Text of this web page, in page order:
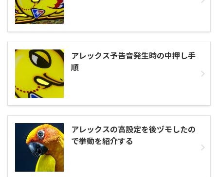
アレックス予告音発生時の中押し手
順
アレックスの高設定を後ヅモしたの
で挙動を紹介する